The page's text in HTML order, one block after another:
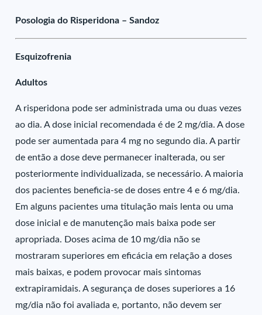
Posologia do Risperidona – Sandoz
Esquizofrenia
Adultos
A risperidona pode ser administrada uma ou duas vezes
ao dia. A dose inicial recomendada é de 2 mg/dia. A dose
pode ser aumentada para 4 mg no segundo dia. A partir
de então a dose deve permanecer inalterada, ou ser
posteriormente individualizada, se necessário. A maioria
dos pacientes beneficia-se de doses entre 4 e 6 mg/dia.
Em alguns pacientes uma titulação mais lenta ou uma
dose inicial e de manutenção mais baixa pode ser
apropriada. Doses acima de 10 mg/dia não se
mostraram superiores em eficácia em relação a doses
mais baixas, e podem provocar mais sintomas
extrapiramidais. A segurança de doses superiores a 16
mg/dia não foi avaliada e, portanto, não devem ser